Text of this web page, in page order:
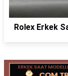
Rolex Erkek